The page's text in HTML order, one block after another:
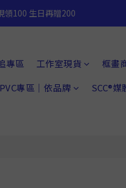
領100 生日再贈200
專區 工作室現貨 框畫
PVC專區｜依品牌 SCC®媒